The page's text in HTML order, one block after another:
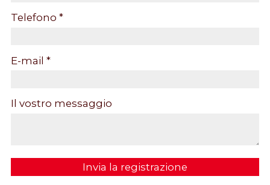
Telefono *
E-mail *
Il vostro messaggio
Invia la registrazione